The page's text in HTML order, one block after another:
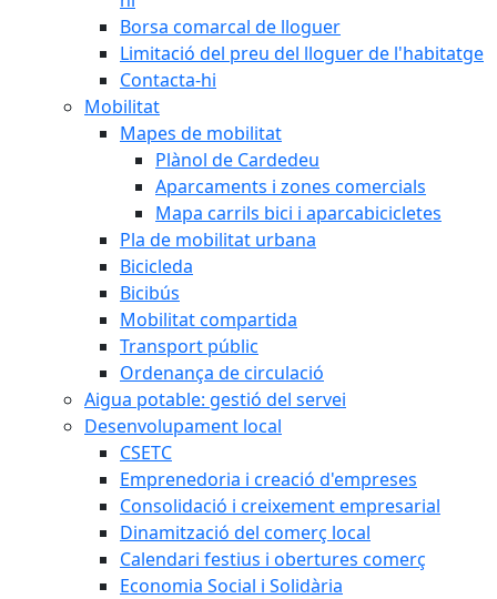
Borsa comarcal de lloguer
Limitació del preu del lloguer de l'habitatge
Contacta-hi
Mobilitat
Mapes de mobilitat
Plànol de Cardedeu
Aparcaments i zones comercials
Mapa carrils bici i aparcabicicletes
Pla de mobilitat urbana
Bicicleda
Bicibús
Mobilitat compartida
Transport públic
Ordenança de circulació
Aigua potable: gestió del servei
Desenvolupament local
CSETC
Emprenedoria i creació d'empreses
Consolidació i creixement empresarial
Dinamització del comerç local
Calendari festius i obertures comerç
Economia Social i Solidària